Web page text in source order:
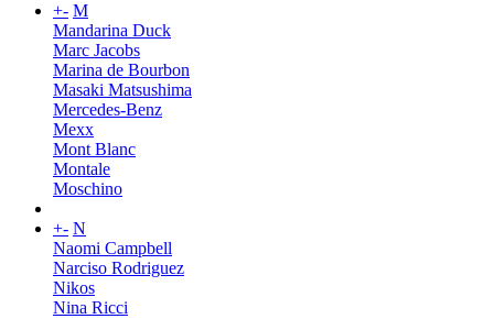
+- M
Mandarina Duck
Marc Jacobs
Marina de Bourbon
Masaki Matsushima
Mercedes-Benz
Mexx
Mont Blanc
Montale
Moschino
+- N
Naomi Campbell
Narciso Rodriguez
Nikos
Nina Ricci